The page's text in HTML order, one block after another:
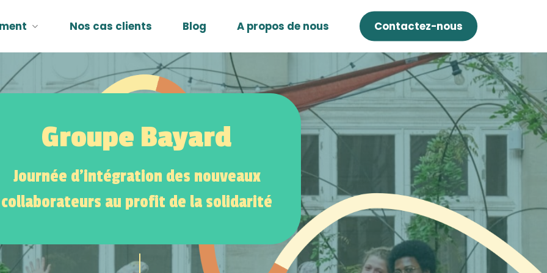
Nos cas clients Blog A propos de nous Contactez-nous
Groupe Bayard
Journée d'intégration des nouveaux
collaborateurs au profit de la solidarité
Navigate to the next section